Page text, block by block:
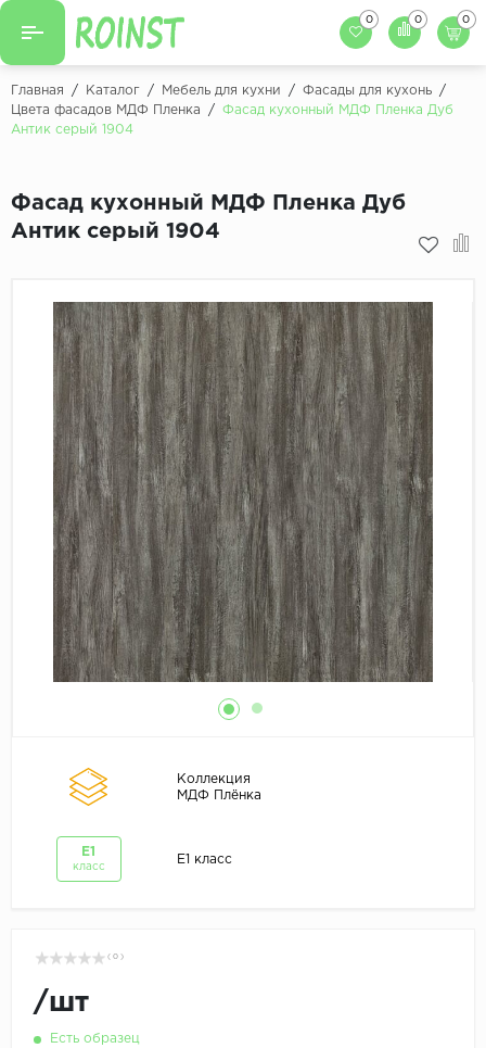
Назад
Кухни на заказ
Назад
Столешницы для
Декоры столешниц
Декоры ЛДСП для мебели
Декоры обоев под мебель
0 0 0
Главная / Каталог / Мебель для кухни / Фасады для кухонь
/
Цвета фасадов МДФ Пленка
/
Фасад кухонный МДФ Пленка Дуб
Антик серый 1904
Фасад кухонный МДФ Пленка Дуб
Антик серый 1904
Коллекция
МДФ Плёнка
E1
класс
E1 класс
( 0 )
/шт
Есть образец